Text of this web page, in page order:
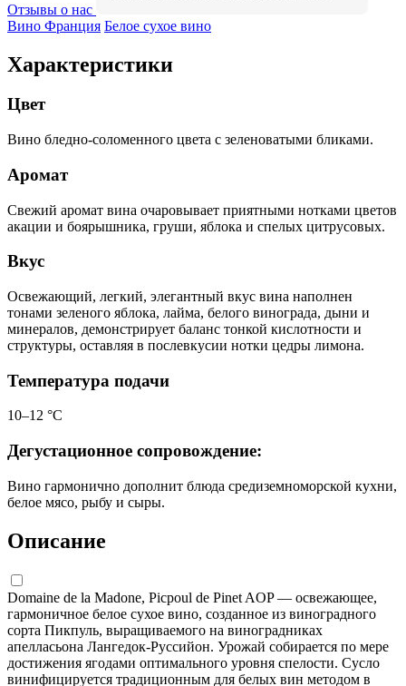
Отзывы о нас
Вино Франция Белое сухое вино
Характеристики
Цвет
Вино бледно-соломенного цвета с зеленоватыми бликами.
Аромат
Свежий аромат вина очаровывает приятными нотками цветов
акации и боярышника, груши, яблока и спелых цитрусовых.
Вкус
Освежающий, легкий, элегантный вкус вина наполнен
тонами зеленого яблока, лайма, белого винограда, дыни и
минералов, демонстрирует баланс тонкой кислотности и
структуры, оставляя в послевкусии нотки цедры лимона.
Температура подачи
10–12 °С
Дегустационное сопровождение:
Вино гармонично дополнит блюда средиземноморской кухни,
белое мясо, рыбу и сыры.
Описание
Domaine de la Madone, Picpoul de Pinet AOP — освежающее,
гармоничное белое сухое вино, созданное из виноградного
сорта Пикпуль, выращиваемого на виноградниках
апелласьона Лангедок-Руссийон. Урожай собирается по мере
достижения ягодами оптимального уровня спелости. Сусло
винифицируется традиционным для белых вин методом в